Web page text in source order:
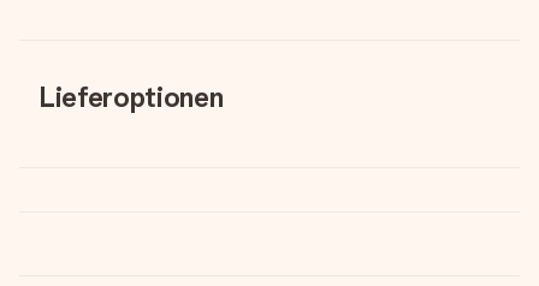
Lieferoptionen